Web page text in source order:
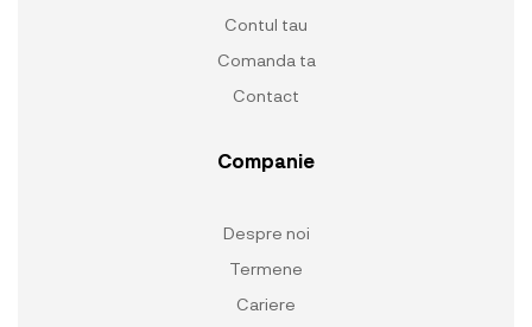
Contul tau
Comanda ta
Contact
Companie
Despre noi
Termene
Cariere